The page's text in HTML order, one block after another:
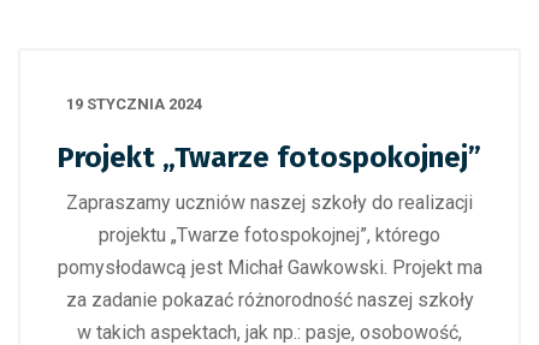
19 STYCZNIA 2024
Projekt „Twarze fotospokojnej”
Zapraszamy uczniów naszej szkoły do realizacji
projektu „Twarze fotospokojnej”, którego
pomysłodawcą jest Michał Gawkowski. Projekt ma
za zadanie pokazać różnorodność naszej szkoły
w takich aspektach, jak np.: pasje, osobowość,